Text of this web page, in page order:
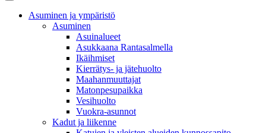
Asuminen ja ympäristö
Asuminen
Asuinalueet
Asukkaana Rantasalmella
Ikäihmiset
Kierrätys- ja jätehuolto
Maahanmuuttajat
Matonpesupaikka
Vesihuolto
Vuokra-asunnot
Kadut ja liikenne